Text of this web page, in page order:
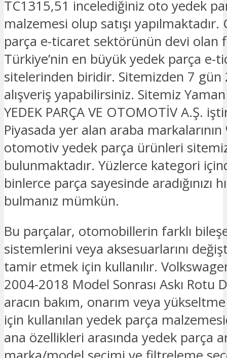
TC1315,51 incelediğiniz oto yedek
malzemesi olup satışı
parça e-ticaret sektörünün devi olan
Türkiye’nin en büyük yedek parça e-
sitelerinden biridir. Sitemizden 7 gün
alışveriş yapabilirsiniz. Sitemiz
YEDEK PARÇA VE OTOMOTİV A.Ş.
Piyasada yer alan araba markalarının
otomotiv yedek parça ürünleri
bulunmaktadır. Yüzlerce kategori
binlerce parça sayesinde aradığınızı
bulmanız mümkün.
Bu parçalar, otomobillerin farklı
sistemlerini veya aksesuarlarını
tamir etmek için kullanılır.
2004-2018 Model Sonrası Askı Rotu
aracın bakım, onarım veya
için kullanılan yedek parça
ana özellikleri arasında yedek parça